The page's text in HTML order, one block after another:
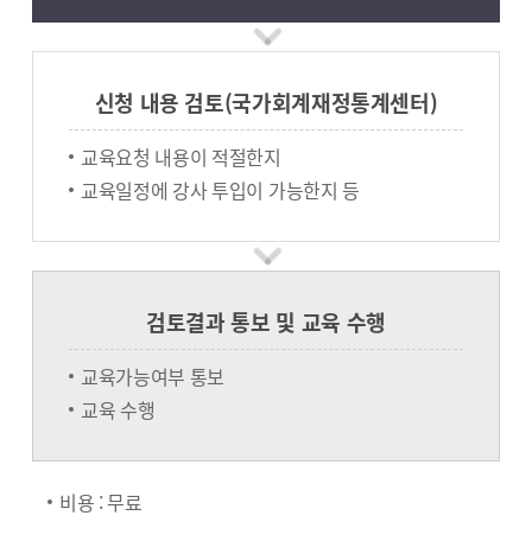
신청 내용 검토(국가회계재정통계센터)
교육요청 내용이 적절한지
교육일정에 강사 투입이 가능한지 등
검토결과 통보 및 교육 수행
교육가능여부 통보
교육 수행
비용 : 무료